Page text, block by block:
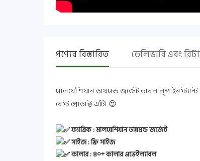
পণ্যের বিস্তারিত ডেলিভারি এবং
মালয়েশিয়ান ডায়মন্ড জর্জেট ডাবল লুপ
বেস্ট প্রোডাক্ট এটি। 😍
ফ্যাব্রিক : মালয়েশিয়ান ডায়মন্ড জর্জেট
সাইজ : ফ্রি সাইজ
কালার : ৪০+ কালার এভেইল্যাবল